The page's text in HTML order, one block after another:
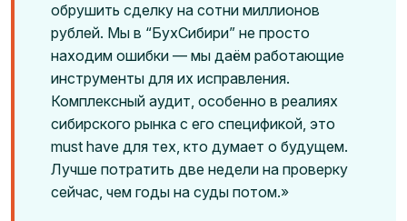
обрушить сделку на сотни миллионов
рублей. Мы в “БухСибири” не просто
находим ошибки — мы даём работающие
инструменты для их исправления.
Комплексный аудит, особенно в реалиях
сибирского рынка с его спецификой, это
must have для тех, кто думает о будущем.
Лучше потратить две недели на проверку
сейчас, чем годы на суды потом.»